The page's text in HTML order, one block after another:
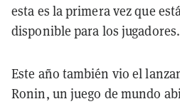
esta es la primera vez que
disponible para los jugadores.
Este año también vio el
Ronin, un juego de mundo